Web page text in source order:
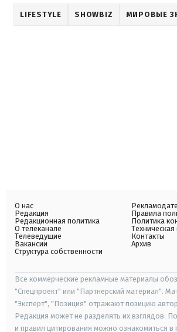
LIFESTYLE SHOWBIZ МИРОВЫЕ
О нас
Редакция
Редакционная политика
О телеканале
Телеведущие
Вакансии
Структура собственности
Правила
Политика
Контакты
Архив
Все коммерческие рекламные материалы
"Спецпроект" или "Партнерский материал".
"Эксперт", "Позиция" отражают позицию
Редакция может не разделять их взглядов.
и правил цитирования можно ознакомиться в